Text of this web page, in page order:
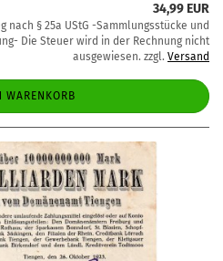
34,99 EUR
nach § 25a UStG -Sammlungsstücke und
Die Steuer wird in der Rechnung nicht
ausgewiesen. zzgl. Versand
WARENKORB